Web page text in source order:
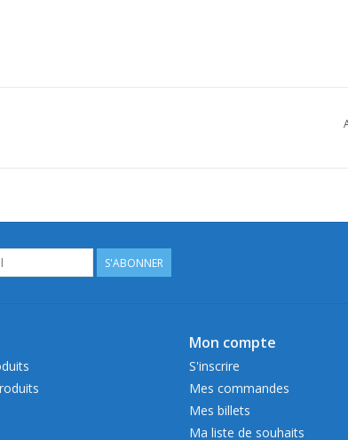
S'ABONNER
Mon compte
S'inscrire
Mes commandes
Mes billets
Ma liste de souhaits